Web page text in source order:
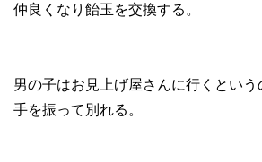
仲良くなり飴玉を交換する。
男の子はお見上げ屋さんに行くという
手を振って別れる。